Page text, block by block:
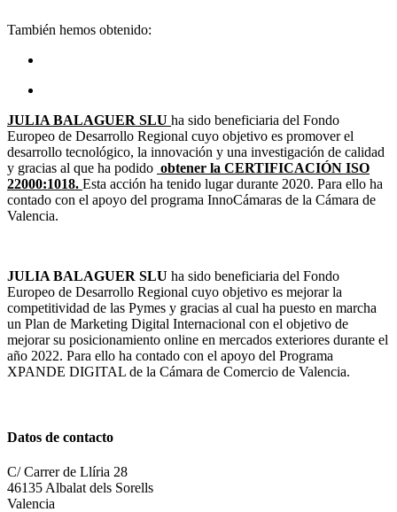
También hemos obtenido:
JULIA BALAGUER SLU ha sido beneficiaria del Fondo
Europeo de Desarrollo Regional cuyo objetivo es promover el
desarrollo tecnológico, la innovación y una investigación de calidad
y gracias al que ha podido obtener la CERTIFICACIÓN ISO
22000:1018. Esta acción ha tenido lugar durante 2020. Para ello ha
contado con el apoyo del programa InnoCámaras de la Cámara de
Valencia.
JULIA BALAGUER SLU ha sido beneficiaria del Fondo
Europeo de Desarrollo Regional cuyo objetivo es mejorar la
competitividad de las Pymes y gracias al cual ha puesto en marcha
un Plan de Marketing Digital Internacional con el objetivo de
mejorar su posicionamiento online en mercados exteriores durante el
año 2022. Para ello ha contado con el apoyo del Programa
XPANDE DIGITAL de la Cámara de Comercio de Valencia.
Datos de contacto
C/ Carrer de Llíria 28
46135 Albalat dels Sorells
Valencia